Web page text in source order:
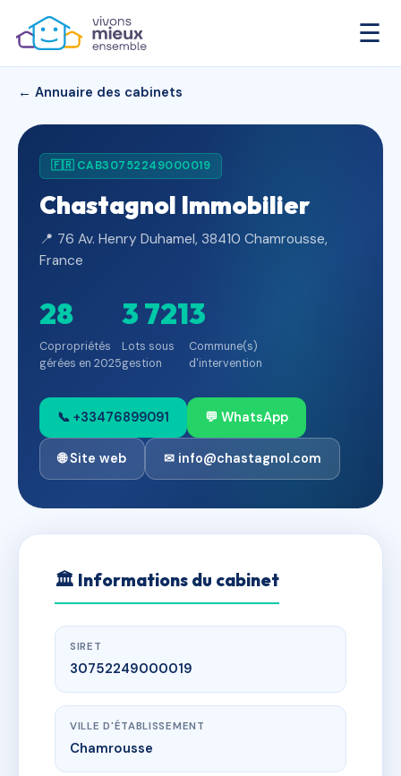
☰
← Annuaire des cabinets
🇫🇷 CAB30752249000019
Chastagnol Immobilier
📍 76 Av. Henry Duhamel, 38410 Chamrousse,
France
28
Copropriétés
gérées en 2025
3 721
Lots sous
gestion
3
Commune(s)
d'intervention
📞 +33476899091 💬 WhatsApp
🌐 Site web ✉ info@chastagnol.com
🏛 Informations du cabinet
SIRET
30752249000019
VILLE D'ÉTABLISSEMENT
Chamrousse